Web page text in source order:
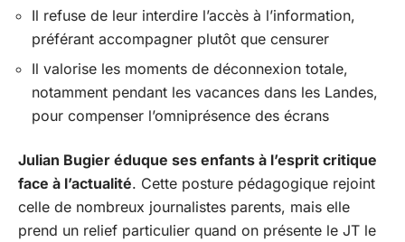
Il refuse de leur interdire l’accès à l’information,
préférant accompagner plutôt que censurer
Il valorise les moments de déconnexion totale,
notamment pendant les vacances dans les Landes,
pour compenser l’omniprésence des écrans
Julian Bugier éduque ses enfants à l’esprit critique
face à l’actualité. Cette posture pédagogique rejoint
celle de nombreux journalistes parents, mais elle
prend un relief particulier quand on présente le JT le